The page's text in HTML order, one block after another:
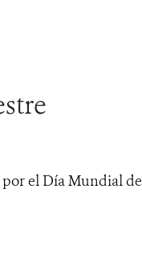
por el Día Mundial de